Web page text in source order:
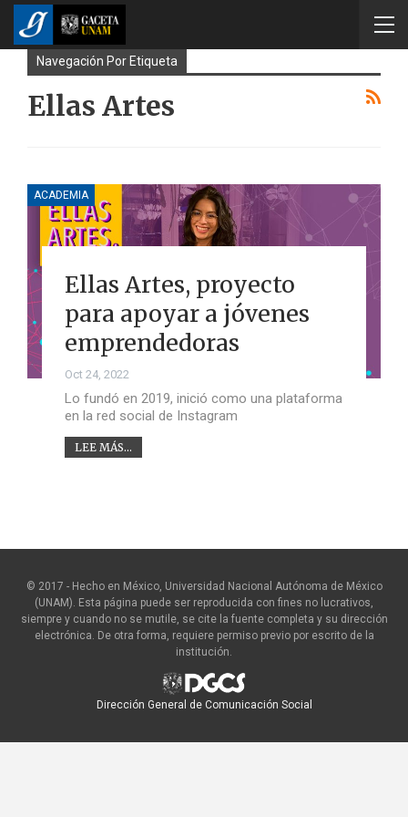
Navegación Por Etiqueta
Ellas Artes
ACADEMIA
Ellas Artes, proyecto
para apoyar a jóvenes
emprendedoras
Oct 24, 2022
Lo fundó en 2019, inició como una plataforma
en la red social de Instagram
LEE MÁS...
© 2017 - Hecho en México, Universidad Nacional Autónoma de México
(UNAM). Esta página puede ser reproducida con fines no lucrativos,
siempre y cuando no se mutile, se cite la fuente completa y su dirección
electrónica. De otra forma, requiere permiso previo por escrito de la
institución.
Dirección General de Comunicación Social